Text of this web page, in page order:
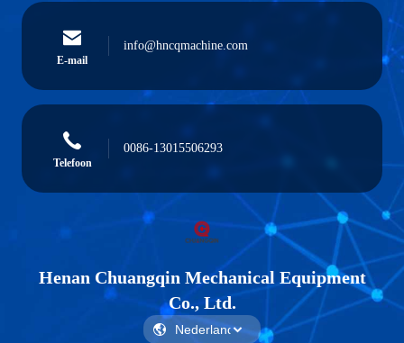
E-mail
info@hncqmachine.com
Telefoon
0086-13015506293
Henan Chuangqin Mechanical Equipment
Co., Ltd.